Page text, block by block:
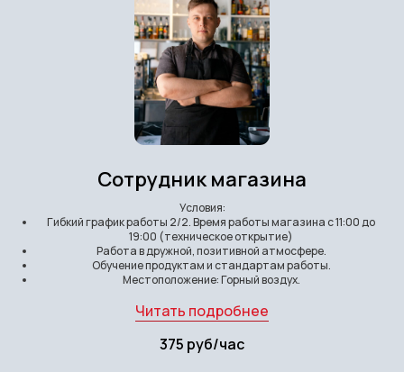
Сотрудник магазина
Условия:
Гибкий график работы 2/2. Время работы магазина с 11:00 до
19:00 (техническое открытие)
Работа в дружной, позитивной атмосфере.
Обучение продуктам и стандартам работы.
Местоположение: Горный воздух.
Читать подробнее
375 руб/час